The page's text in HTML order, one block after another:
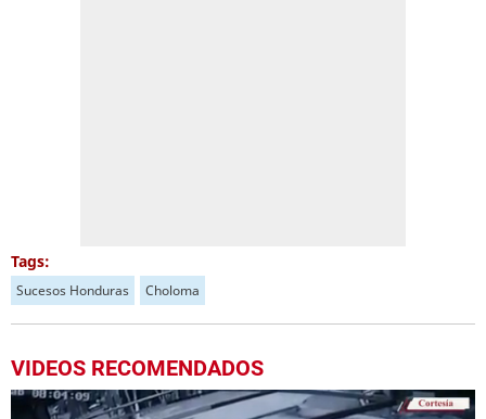
Tags:
Sucesos Honduras Choloma
VIDEOS RECOMENDADOS